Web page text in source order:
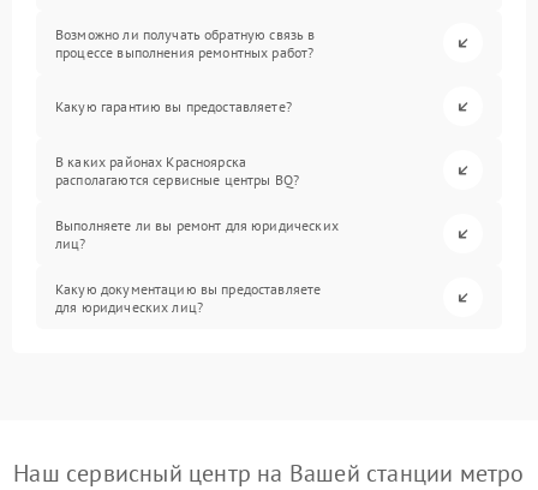
Возможно ли получать обратную связь в
процессе выполнения ремонтных работ?
Какую гарантию вы предоставляете?
В каких районах Красноярска
располагаются сервисные центры BQ?
Выполняете ли вы ремонт для юридических
лиц?
Какую документацию вы предоставляете
для юридических лиц?
Наш сервисный центр на Вашей станции метро